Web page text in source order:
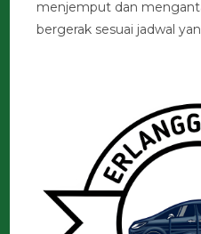
menjemput dan
bergerak sesuai jadwal